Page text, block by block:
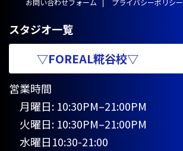
お問い合わせフォーム プライバシーポリシー
スタジオ一覧
▽FOREAL糀谷校▽
営業時間
月曜日: 10:30PM–21:00PM
火曜日: 10:30PM–21:00PM
水曜日10:30-21:00